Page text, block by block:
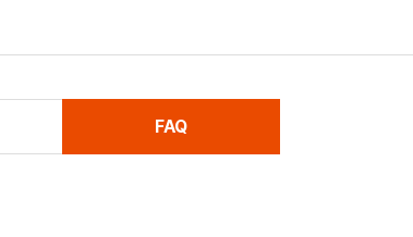
FAQ